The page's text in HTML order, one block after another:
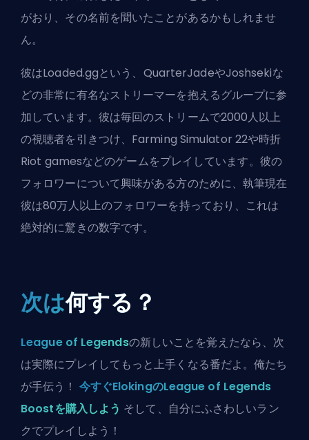
がおり、その名前を聞いたことがあるかもしれませ
ん。
彼はLoaded.ggという、QuarterJadeやJoshsekiな
どの非常に有名なストリーマーを抱えるグループに参
加しています。彼は毎回のストリームで2000人以上
の視聴者を引きつけ、Farming Simulator 22や時折
Riot gamesなどのゲームをプレイしています。彼の
フォロワーについて興味がある方のために、執筆現在
彼は80万人以上のフォロワーを持っており、これは
絶対的に驚きの数字です。
次は何する？
League of Legendsの新しいことを覚えたなら、次
は実際にプレイしてもっと上手くなる番だよ。俺たち
が手伝う！ 今すぐElokingのLeague of Legends
Boostを購入しよう そして、自分にふさわしいラン
クでプレイしよう！